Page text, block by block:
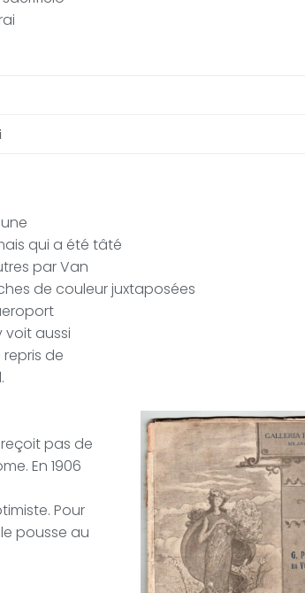
qui a été tâté
par Van
de couleur juxtaposées
voit aussi
de
pas de
En 1906
Pour
pousse au